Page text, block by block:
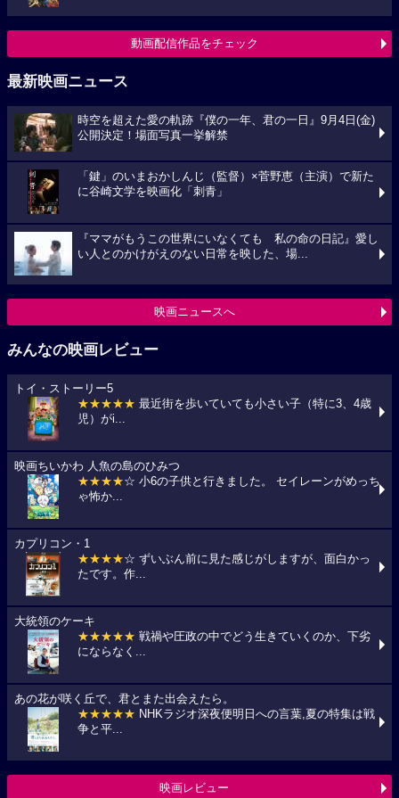
動画配信作品をチェック
最新映画ニュース
時空を超えた愛の軌跡『僕の一年、君の一日』9月4日(金)
公開決定！場面写真一挙解禁
「鍵」のいまおかしんじ（監督）×菅野恵（主演）で新た
に谷崎文学を映画化「刺青」
『ママがもうこの世界にいなくても 私の命の日記』愛し
い人とのかけがえのない日常を映した、場...
映画ニュースへ
みんなの映画レビュー
トイ・ストーリー5
★★★★★ 最近街を歩いていても小さい子（特に3、4歳
児）がi...
映画ちいかわ 人魚の島のひみつ
★★★★☆ 小6の子供と行きました。 セイレーンがめっち
ゃ怖か...
カプリコン・1
★★★★☆ ずいぶん前に見た感じがしますが、面白かっ
たです。作...
大統領のケーキ
★★★★★ 戦禍や圧政の中でどう生きていくのか、下劣
にならなく...
あの花が咲く丘で、君とまた出会えたら。
★★★★★ NHKラジオ深夜便明日への言葉,夏の特集は戦
争と平...
映画レビュー